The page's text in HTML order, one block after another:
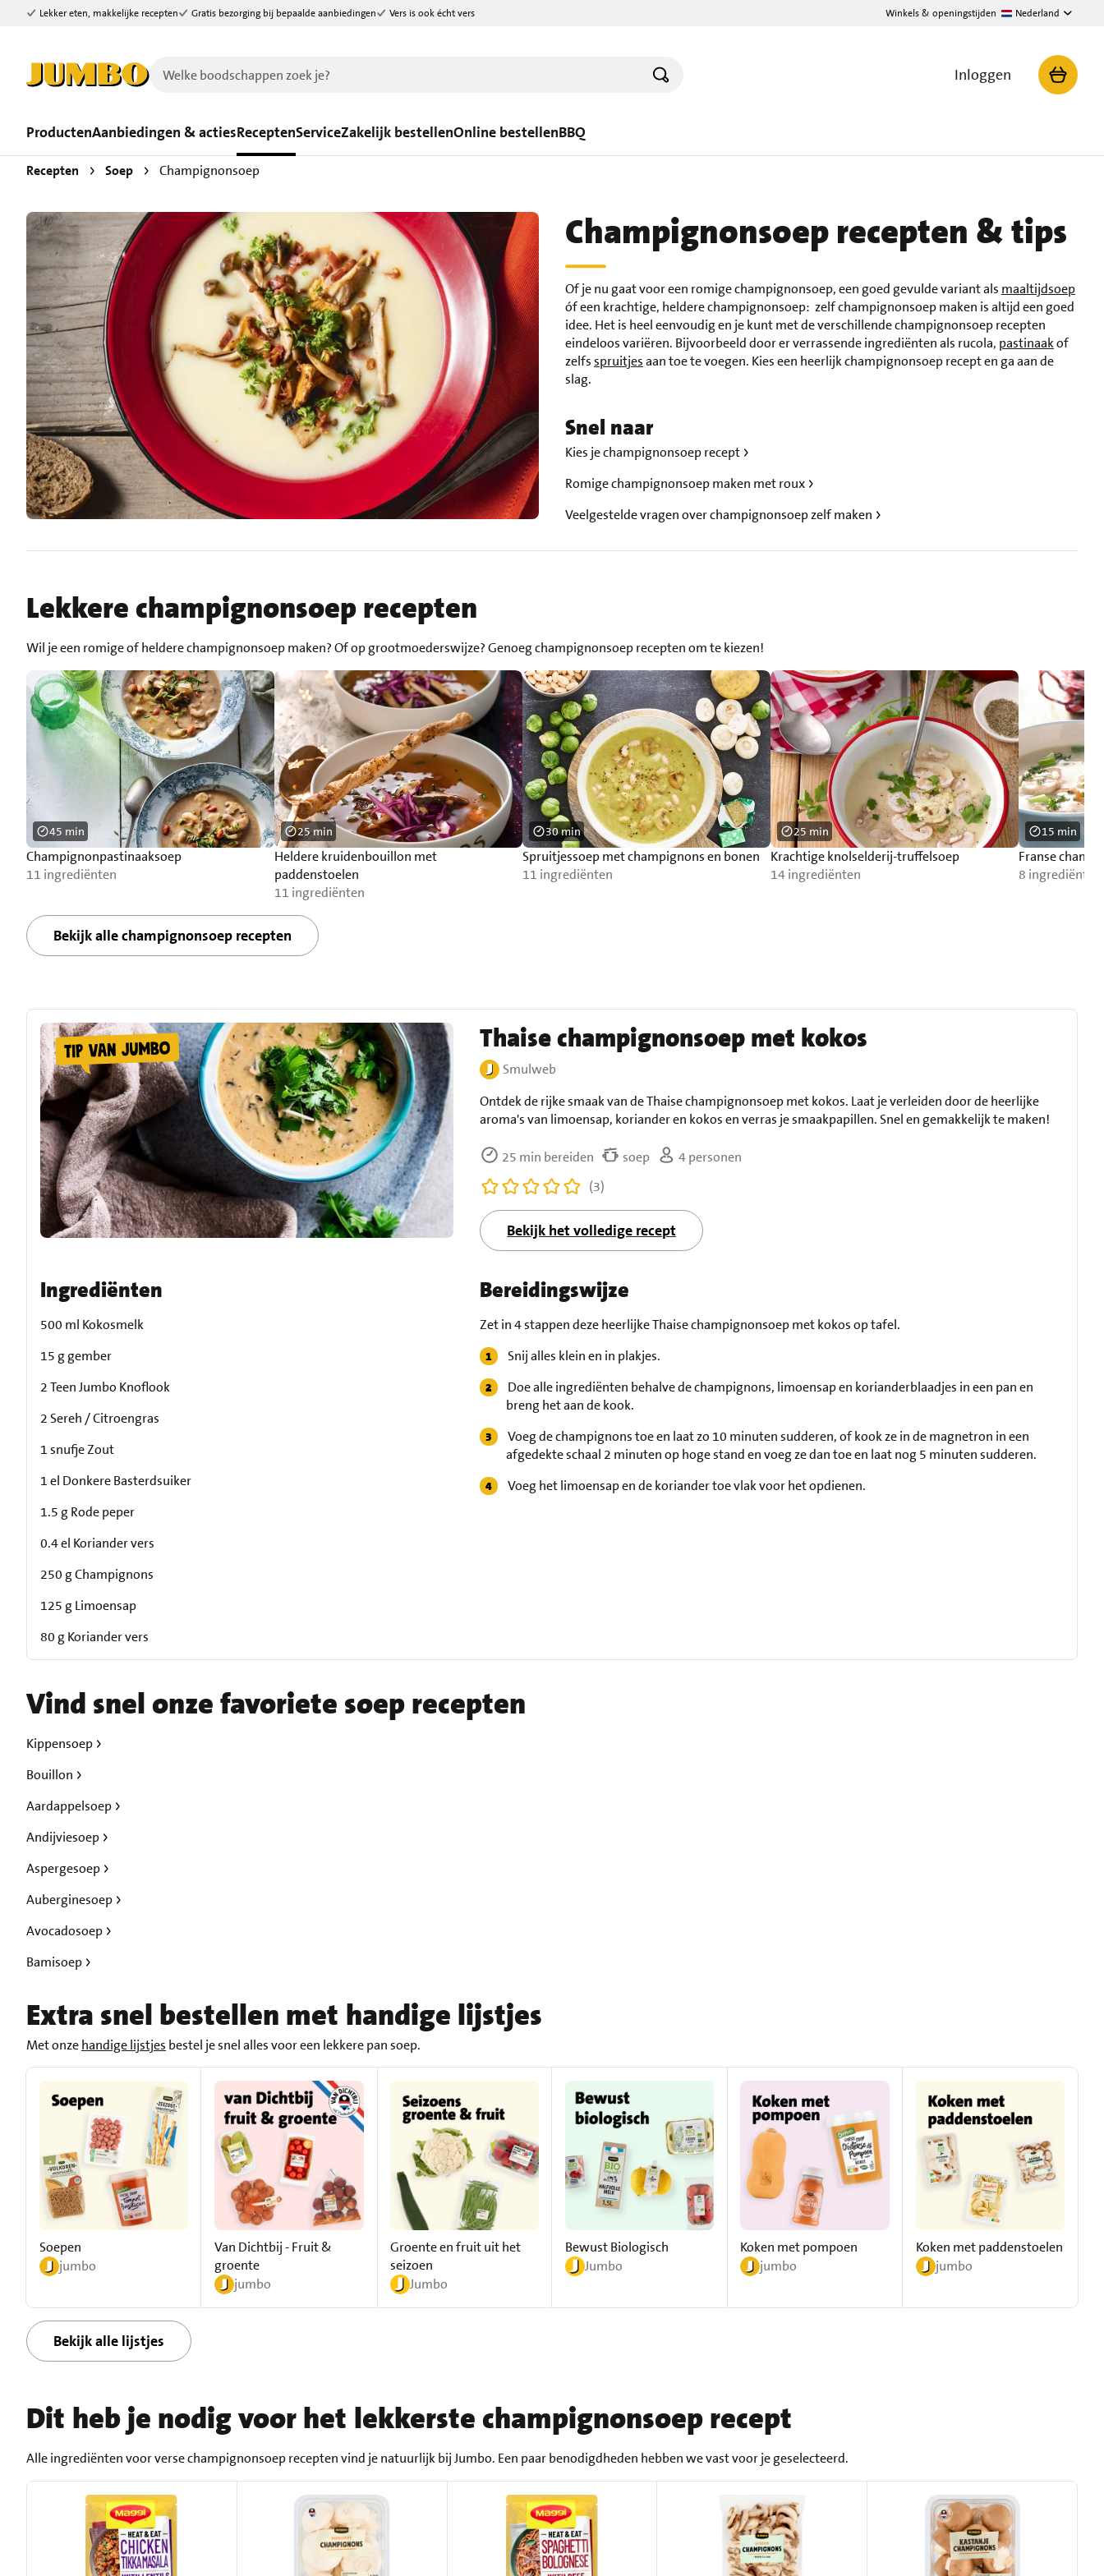
Ga naar zoeken
Ga naar hoofdinhoud
Lekker eten, makkelijke recepten Gratis bezorging bij bepaalde aanbiedingen Vers is ook écht vers Winkels & openingstijden Nederland
Inloggen
ProductenAanbiedingen & actiesReceptenServiceZakelijk bestellenOnline bestellenBBQ
Recepten Soep Champignonsoep
Champignonsoep recepten & tips
Of je nu gaat voor een romige champignonsoep, een goed gevulde variant als maaltijdsoep
óf een krachtige, heldere champignonsoep: zelf champignonsoep maken is altijd een goed
idee. Het is heel eenvoudig en je kunt met de verschillende champignonsoep recepten
eindeloos variëren. Bijvoorbeeld door er verrassende ingrediënten als rucola, pastinaakof
zelfsspruitjesaan toe te voegen. Kies een heerlijk champignonsoep recept en ga aan de
slag.
Snel naar
Kies je champignonsoep recept
Romige champignonsoep maken met roux
Veelgestelde vragen over champignonsoep zelf maken
Lekkere champignonsoep recepten
Wil je een romige of heldere champignonsoep maken? Of op grootmoederswijze? Genoeg champignonsoep recepten om te kiezen!
Champignonpastinaaksoep
11 ingrediënten
45 min
Heldere kruidenbouillon met
paddenstoelen
11 ingrediënten
25 min
Spruitjessoep met champignons en bonen
11 ingrediënten
30 min
Krachtige knolselderij-truffelsoep
14 ingrediënten
25 min
Franse
8 ingrediënten
15 min
Bekijk alle champignonsoep recepten
Thaise champignonsoep met kokos
Smulweb
Ontdek de rijke smaak van de Thaise champignonsoep met kokos. Laat je verleiden door de heerlijke
aroma's van limoensap, koriander en kokos en verras je smaakpapillen. Snel en gemakkelijk te maken!
25 min bereiden soep
4 personen
(3)
Bekijk het volledige recept
Ingrediënten
500 ml Kokosmelk
15 g gember
2 Teen Jumbo Knoflook
2 Sereh / Citroengras
1 snufje Zout
1 el Donkere Basterdsuiker
1.5 g Rode peper
0.4 el Koriander vers
250 g Champignons
125 g Limoensap
80 g Koriander vers
Bereidingswijze
Zet in 4 stappen deze heerlijke Thaise champignonsoep met kokos op tafel.
Snij alles klein en in plakjes.
Doe alle ingrediënten behalve de champignons, limoensap en korianderblaadjes in een pan en
breng het aan de kook.
Voeg de champignons toe en laat zo 10 minuten sudderen, of kook ze in de magnetron in een
afgedekte schaal 2 minuten op hoge stand en voeg ze dan toe en laat nog 5 minuten sudderen.
Voeg het limoensap en de koriander toe vlak voor het opdienen.
Vind snel onze favoriete soep recepten
Kippensoep
Bouillon
Aardappelsoep
Andijviesoep
Aspergesoep
Auberginesoep
Avocadosoep
Bamisoep
Extra snel bestellen met handige lijstjes
Met onzehandige lijstjes bestel je snel alles voor een lekkere pan soep.
Soepen
jumbo
Van Dichtbij - Fruit &
groente
jumbo
Groente en fruit uit het
seizoen
Jumbo
Bewust Biologisch
Jumbo
Koken met pompoen
jumbo
Koken met paddenstoelen
jumbo
Bekijk alle lijstjes
Dit heb je nodig voor het lekkerste champignonsoep recept
Alle ingrediënten voor verse champignonsoep recepten vind je natuurlijk bij Jumbo. Een paar benodigdheden hebben we vast voor je geselecteerd.